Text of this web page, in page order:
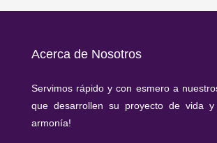
Acerca de Nosotros
Servimos rápido y con esmero a
que desarrollen su proyecto de vida y
armonía!